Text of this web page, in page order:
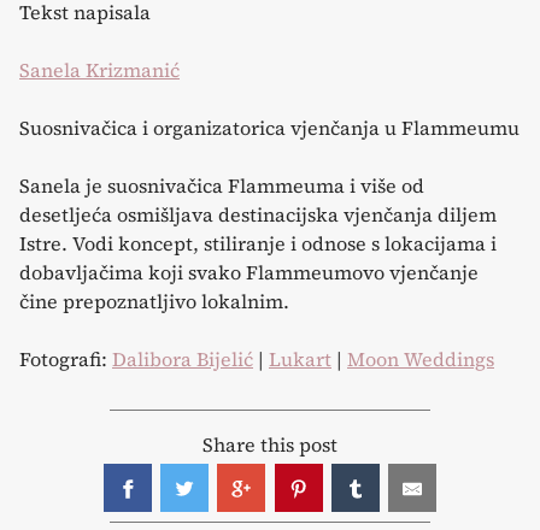
Tekst napisala
Sanela Krizmanić
Suosnivačica i organizatorica vjenčanja u Flammeumu
Sanela je suosnivačica Flammeuma i više od
desetljeća osmišljava destinacijska vjenčanja diljem
Istre. Vodi koncept, stiliranje i odnose s lokacijama i
dobavljačima koji svako Flammeumovo vjenčanje
čine prepoznatljivo lokalnim.
Fotografi: Dalibora Bijelić | Lukart | Moon Weddings
Share this post